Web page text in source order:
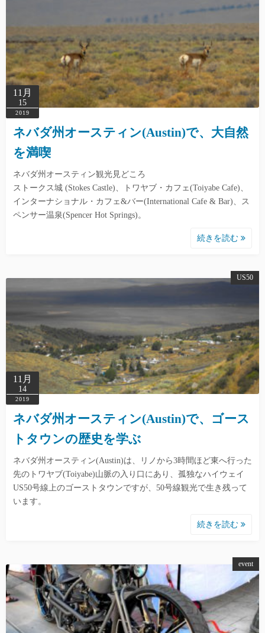
11月
15
2019
ネバダ州オースティン(Austin)で、大自然
を満喫
ネバダ州オースティン観光見どころ
ストークス城 (Stokes Castle)、トワヤブ・カフェ(Toiyabe Cafe)、
インターナショナル・カフェ&バー(International Cafe & Bar)、ス
ペンサー温泉(Spencer Hot Springs)。
続きを読む
US50
11月
14
2019
ネバダ州オースティン(Austin)で、ゴース
トタウンの歴史を学ぶ
ネバダ州オースティン(Austin)は、リノから3時間ほど東へ行った
先のトワヤブ(Toiyabe)山脈の入り口にあり、孤独なハイウェイ
US50号線上のゴーストタウンですが、50号線観光で生き残って
います。
続きを読む
event